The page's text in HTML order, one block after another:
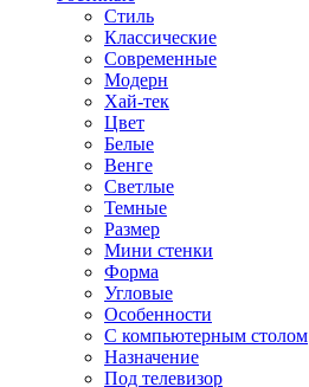
Стиль
Классические
Современные
Модерн
Хай-тек
Цвет
Белые
Венге
Светлые
Темные
Размер
Мини стенки
Форма
Угловые
Особенности
С компьютерным столом
Назначение
Под телевизор